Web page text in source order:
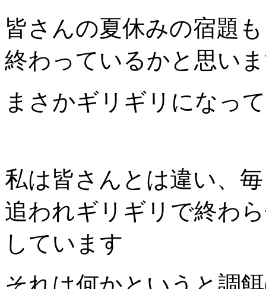
皆さんの夏休みの宿題
終わっているかと思い
まさかギリギリになっ
私は皆さんとは違い、
追われギリギリで終わ
しています